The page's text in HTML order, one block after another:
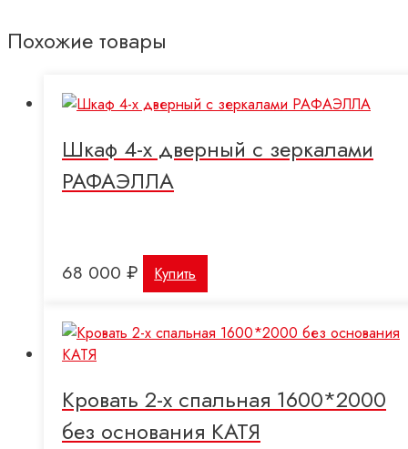
Похожие товары
Шкаф 4-х дверный с зеркалами
РАФАЭЛЛА
68 000 ₽ Купить
Кровать 2-х спальная 1600*2000
без основания КАТЯ